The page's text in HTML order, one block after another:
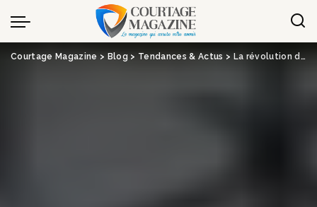
Panneau de gestion des cookies
Courtage Magazine > Blog> Tendances & Actus > La révolution de l’intelligence artificielle est en marche dans l’assurance